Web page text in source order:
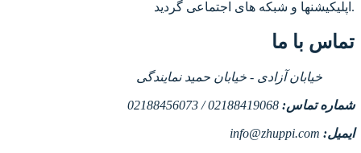
تماس با ما
خیابان آزادی - خیابان حمید نمایندگی
شماره تماس: 02188419068 / 02188456073
ایمیل: info@zhuppi.com